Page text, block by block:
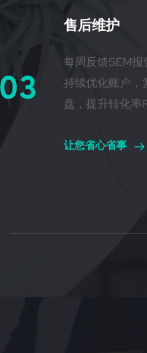
03
售后维护
每周反馈SEM报
持续优化账户，
盘，提升转化率
让您省心省事